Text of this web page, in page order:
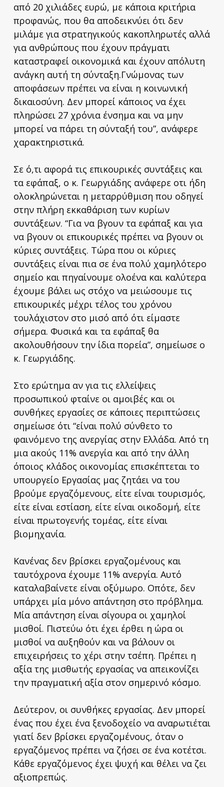
από 20 χιλιάδες ευρώ, με κάποια κριτήρια
προφανώς, που θα αποδεικνύει ότι δεν
μιλάμε για στρατηγικούς κακοπληρωτές αλλά
για ανθρώπους που έχουν πράγματι
καταστραφεί οικονομικά και έχουν απόλυτη
ανάγκη αυτή τη σύνταξη.Γνώμονας των
αποφάσεων πρέπει να είναι η κοινωνική
δικαιοσύνη. Δεν μπορεί κάποιος να έχει
πληρώσει 27 χρόνια ένσημα και να μην
μπορεί να πάρει τη σύνταξή του”, ανάφερε
χαρακτηριστικά.
Σε ό,τι αφορά τις επικουρικές συντάξεις και
τα εφάπαξ, ο κ. Γεωργιάδης ανάφερε οτι ήδη
ολοκληρώνεται η μεταρρύθμιση που οδηγεί
στην πλήρη εκκαθάριση των κυρίων
συντάξεων. “Για να βγουν τα εφάπαξ και για
να βγουν οι επικουρικές πρέπει να βγουν οι
κύριες συντάξεις. Τώρα που οι κύριες
συντάξεις είναι πια σε ένα πολύ χαμηλότερο
σημείο και πηγαίνουμε ολοένα και καλύτερα
έχουμε βάλει ως στόχο να μειώσουμε τις
επικουρικές μέχρι τέλος του χρόνου
τουλάχιστον στο μισό από ότι είμαστε
σήμερα. Φυσικά και τα εφάπαξ θα
ακολουθήσουν την ίδια πορεία”, σημείωσε ο
κ. Γεωργιάδης.
Στο ερώτημα αν για τις ελλείψεις
προσωπικού φταίνε οι αμοιβές και οι
συνθήκες εργασίες σε κάποιες περιπτώσεις
σημείωσε ότι “είναι πολύ σύνθετο το
φαινόμενο της ανεργίας στην Ελλάδα. Από τη
μια ακούς 11% ανεργία και από την άλλη
όποιος κλάδος οικονομίας επισκέπτεται το
υπουργείο Εργασίας μας ζητάει να του
βρούμε εργαζόμενους, είτε είναι τουρισμός,
είτε είναι εστίαση, είτε είναι οικοδομή, είτε
είναι πρωτογενής τομέας, είτε είναι
βιομηχανία.
Κανένας δεν βρίσκει εργαζομένους και
ταυτόχρονα έχουμε 11% ανεργία. Αυτό
καταλαβαίνετε είναι οξύμωρο. Οπότε, δεν
υπάρχει μία μόνο απάντηση στο πρόβλημα.
Μία απάντηση είναι σίγουρα οι χαμηλοί
μισθοί. Πιστεύω ότι έχει έρθει η ώρα οι
μισθοί να αυξηθούν και να βάλουν οι
επιχειρήσεις το χέρι στην τσέπη. Πρέπει η
αξία της μισθωτής εργασίας να απεικονίζει
την πραγματική αξία στον σημερινό κόσμο.
Δεύτερον, οι συνθήκες εργασίας. Δεν μπορεί
ένας που έχει ένα ξενοδοχείο να αναρωτιέται
γιατί δεν βρίσκει εργαζομένους, όταν ο
εργαζόμενος πρέπει να ζήσει σε ένα κοτέτσι.
Κάθε εργαζόμενος έχει ψυχή και θέλει να ζει
αξιοπρεπώς.